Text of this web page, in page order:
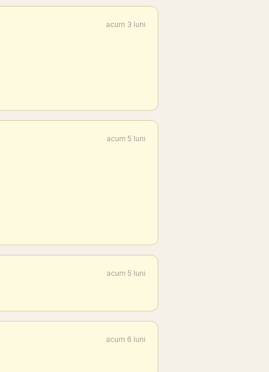
acum 3 luni
acum 5 luni
acum 5 luni
acum 6 luni